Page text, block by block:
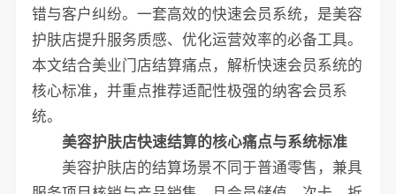
错与客户纠纷。一套高效的快速会员系统，是美容
护肤店提升服务质感、优化运营效率的必备工具。
本文结合美业门店结算痛点，解析快速会员系统的
核心标准，并重点推荐适配性极强的纳客会员系
统。
美容护肤店快速结算的核心痛点与系统标准
美容护肤店的结算场景不同于普通零售，兼具